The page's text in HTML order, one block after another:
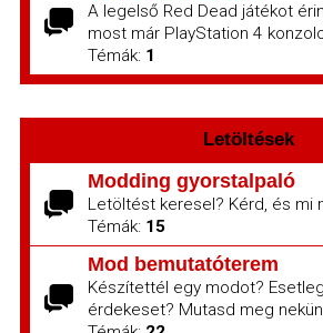
A legelső Red Dead játékot
most már PlayStation 4
Témák: 1
Letöltések
Modding gyorstalpaló
Letöltést keresel? Kérd, és mi
Témák: 15
Mod bemutatóterem
Készítettél egy modot?
érdekeset? Mutasd meg